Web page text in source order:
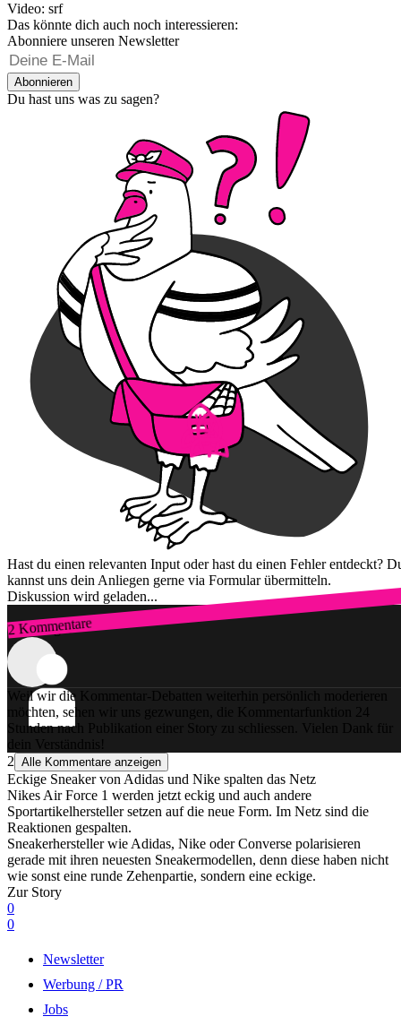
Video: srf
Das könnte dich auch noch interessieren:
Abonniere unseren Newsletter
Abonnieren
Du hast uns was zu sagen?
Hast du einen relevanten Input oder hast du einen Fehler entdeckt?
kannst uns dein Anliegen gerne via Formular übermitteln.
Diskussion wird geladen...
2 Kommentare
Zum Login
Weil wir die Kommentar-Debatten weiterhin persönlich moderieren
möchten, sehen wir uns gezwungen, die Kommentarfunktion 24
Stunden nach Publikation einer Story zu schliessen. Vielen Dank für
dein Verständnis!
2 Alle Kommentare anzeigen
Eckige Sneaker von Adidas und Nike spalten das Netz
Nikes Air Force 1 werden jetzt eckig und auch andere
Sportartikelhersteller setzen auf die neue Form. Im Netz sind die
Reaktionen gespalten.
Sneakerhersteller wie Adidas, Nike oder Converse polarisieren
gerade mit ihren neuesten Sneakermodellen, denn diese haben nicht
wie sonst eine runde Zehenpartie, sondern eine eckige.
Zur Story
0
0
Newsletter
Werbung / PR
Jobs